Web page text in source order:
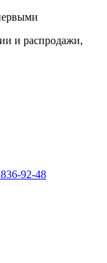
и распродажи,
92-48